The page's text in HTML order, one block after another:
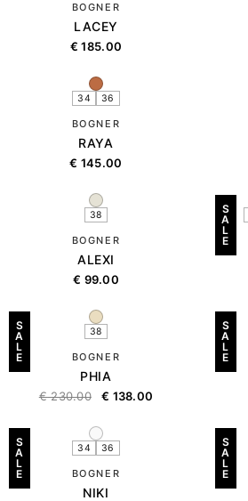
BOGNER
LACEY
€ 185.00
34 36
BOGNER
RAYA
€ 145.00
38
BOGNER
ALEXI
€ 99.00
S
A
L
E
S
A
L
E
38
BOGNER
PHIA
€230.00 € 138.00
S
A
L
E
S
A
L
E
34 36
BOGNER
NIKI
S
A
L
E